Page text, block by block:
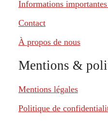
Informations
Contact
À propos de nous
Mentions &
Mentions légales
Politique de